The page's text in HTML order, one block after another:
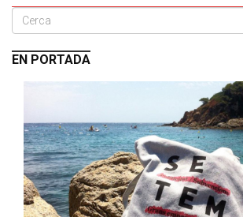
EN PORTADA